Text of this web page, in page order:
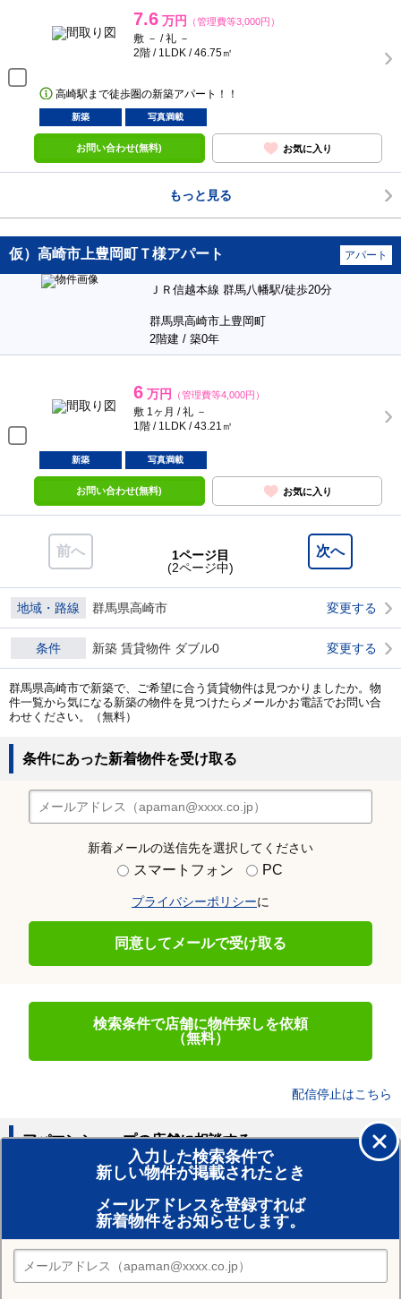
7.6 万円 （管理費等3,000円）
敷 － / 礼 －
2階 / 1LDK / 46.75㎡
高崎駅まで徒歩圏の新築アパート！！
新築 写真満載
お問い合わせ(無料) お気に入り
もっと見る
仮）高崎市上豊岡町Ｔ様アパート アパート
ＪＲ信越本線 群馬八幡駅/徒歩20分
群馬県高崎市上豊岡町
2階建 / 築0年
6 万円 （管理費等4,000円）
敷 1ヶ月 / 礼 －
1階 / 1LDK / 43.21㎡
新築 写真満載
お問い合わせ(無料) お気に入り
前へ 次へ
1ページ目
(2ページ中)
地域・路線 群馬県高崎市 変更する
条件 新築 賃貸物件 ダブル0 変更する
群馬県高崎市で新築で、ご希望に合う賃貸物件は見つかりましたか。物
件一覧から気になる新築の物件を見つけたらメールかお電話でお問い合
わせください。（無料）
条件にあった新着物件を受け取る
新着メールの送信先を選択してください
スマートフォン PC
プライバシーポリシーに
同意してメールで受け取る
検索条件で店舗に物件探しを依頼
（無料）
配信停止はこちら
入力した検索条件で
新しい物件が掲載されたとき
メールアドレスを登録すれば
新着物件をお知らせします。
アパマンショップの店舗に相談する
賃貸のプロがお部屋探し！
おまかせ物件リクエスト
住みたい街の店舗を探す
店舗検索